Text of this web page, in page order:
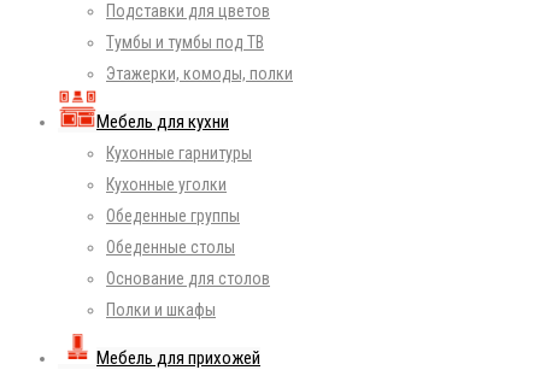
Подставки для цветов
Тумбы и тумбы под ТВ
Этажерки, комоды, полки
Мебель для кухни
Кухонные гарнитуры
Кухонные уголки
Обеденные группы
Обеденные столы
Основание для столов
Полки и шкафы
Мебель для прихожей